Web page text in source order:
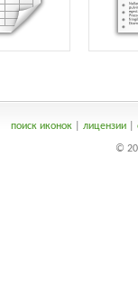
поиск иконок| лицензии|
©